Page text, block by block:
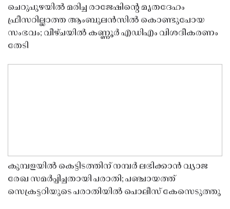
ചെറുപുഴയിൽ മരിച്ച രാജേഷിൻ്റെ മൃതദേഹം
ഫ്രീസറില്ലാത്ത ആംബുലൻസിൽ കൊണ്ടുപോയ
സംഭവം; വീഴ്ചയിൽ കണ്ണൂർ എഡിഎം വിശദീകരണം
തേടി
കുമ്പളയിൽ കെട്ടിടത്തിന് നമ്പർ ലഭിക്കാൻ വ്യാജ
രേഖ സമർപ്പിച്ചതായി പരാതി; പഞ്ചായത്ത്
സെക്രട്ടറിയുടെ പരാതിയിൽ പൊലീസ് കേസെടുത്തു